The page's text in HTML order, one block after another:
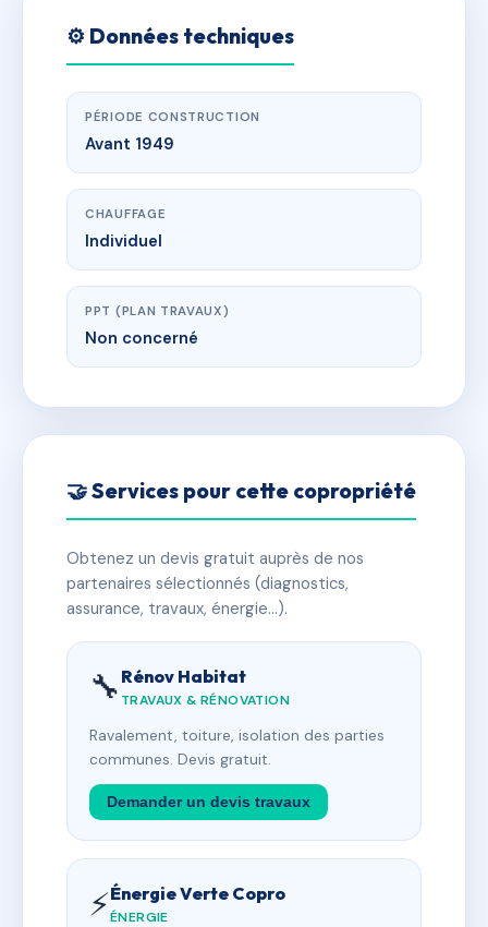
⚙️ Données techniques
PÉRIODE CONSTRUCTION
Avant 1949
CHAUFFAGE
Individuel
PPT (PLAN TRAVAUX)
Non concerné
🤝 Services pour cette copropriété
Obtenez un devis gratuit auprès de nos
partenaires sélectionnés (diagnostics,
assurance, travaux, énergie…).
🔧 Rénov Habitat
TRAVAUX & RÉNOVATION
Ravalement, toiture, isolation des parties
communes. Devis gratuit.
Demander un devis travaux
⚡Énergie Verte Copro
ÉNERGIE